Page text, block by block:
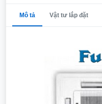
Mô tả Vật tư lắp đặt